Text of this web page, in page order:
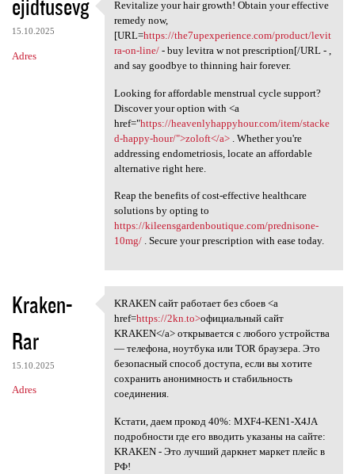
ejidtusevg
15.10.2025
Adres
Revitalize your hair growth!
Revitalize your hair growth! Obtain your effective
remedy now,
[URL=https://the7upexperience.com/product/levit
ra-on-line/- buy levitra w not prescription[/URL - ,
and say goodbye to thinning hair forever.
Looking for affordable menstrual cycle support?
Discover your option with <a
href="https://heavenlyhappyhour.com/item/stacke
d-happy-hour/">zoloft</a>. Whether you're
addressing endometriosis, locate an affordable
alternative right here.
Reap the benefits of cost-effective healthcare
solutions by opting to
https://kileensgardenboutique.com/prednisone-
10mg/. Secure your prescription with ease today.
Kraken-
Rar
15.10.2025
Adres
KRAKEN сайт работает без
KRAKEN сайт работает без сбоев <a
href=https://2kn.to>официальный сайт
KRAKEN</a> открывается с любого устройства
— телефона, ноутбука или TOR браузера. Это
безопасный способ доступа, если вы хотите
сохранить анонимность и стабильность
соединения.
Кстати, даем прокод 40%: MXF4-KEN1-X4JA
подробности где его вводить указаны на сайте:
KRAKEN - Это лучший даркнет маркет плейс в
РФ!